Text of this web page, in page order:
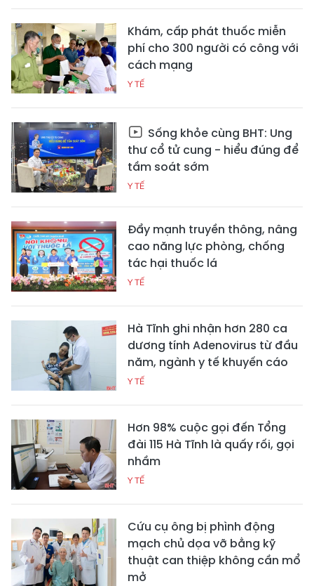
Khám, cấp phát thuốc miễn
phí cho 300 người có công với
cách mạng
Y TẾ
Sống khỏe cùng BHT: Ung
thư cổ tử cung - hiểu đúng để
tầm soát sớm
Y TẾ
Đẩy mạnh truyền thông, nâng
cao năng lực phòng, chống
tác hại thuốc lá
Y TẾ
Hà Tĩnh ghi nhận hơn 280 ca
dương tính Adenovirus từ đầu
năm, ngành y tế khuyến cáo
Y TẾ
Hơn 98% cuộc gọi đến Tổng
đài 115 Hà Tĩnh là quấy rối, gọi
nhầm
Y TẾ
Cứu cụ ông bị phình động
mạch chủ dọa vỡ bằng kỹ
thuật can thiệp không cần mổ
mở